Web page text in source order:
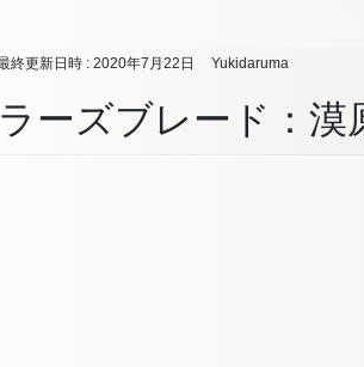
終更新日時 : 2020年7月22日 Yukidaruma
ーズブレード：漠